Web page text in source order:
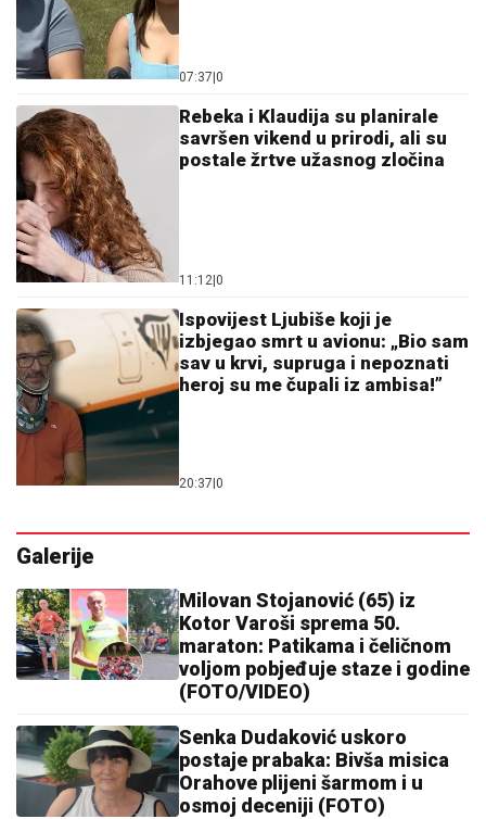
07:37 0
Rebeka i Klaudija su planirale
savršen vikend u prirodi, ali su
postale žrtve užasnog zločina
11:12 0
Ispovijest Ljubiše koji je
izbjegao smrt u avionu: „Bio sam
sav u krvi, supruga i nepoznati
heroj su me čupali iz ambisa!”
20:37 0
Galerije
Milovan Stojanović (65) iz
Kotor Varoši sprema 50.
maraton: Patikama i čeličnom
voljom pobjeđuje staze i godine
(FOTO/VIDEO)
Senka Dudaković uskoro
postaje prabaka: Bivša misica
Orahove plijeni šarmom i u
osmoj deceniji (FOTO)